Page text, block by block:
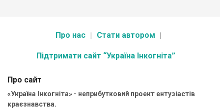
Про нас Стати автором
Підтримати сайт “Україна Інкогніта”
Про сайт
«Україна Інкогніта» - неприбутковий проект ентузіастів
краєзнавства.